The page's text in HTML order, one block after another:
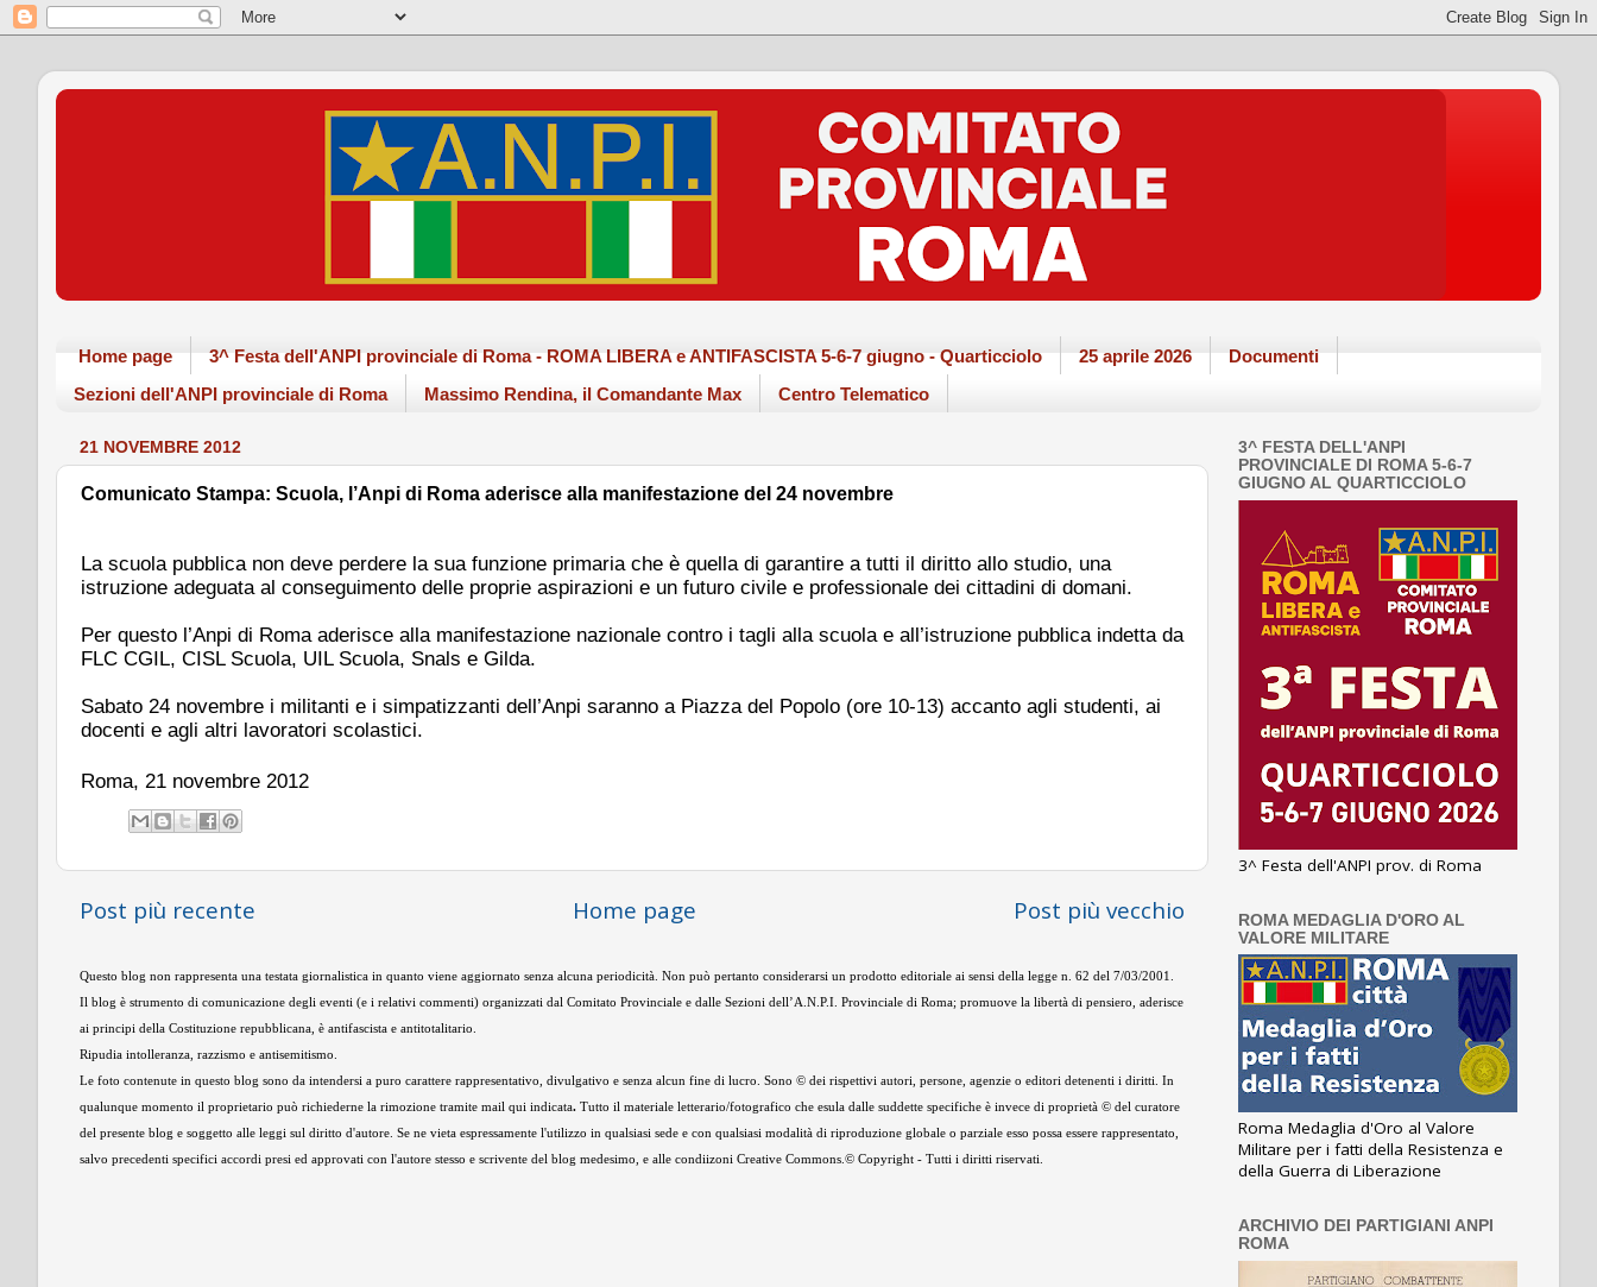
Home page 3^ Festa dell'ANPI provinciale di Roma - ROMA LIBERA e ANTIFASCISTA 5-6-7 giugno - Quarticciolo 25 aprile 2026
Documenti
Sezioni dell'ANPI provinciale di Roma
Massimo Rendina, il Comandante Max Centro Telematico
21 NOVEMBRE 2012
Comunicato Stampa: Scuola, l’Anpi di Roma aderisce alla manifestazione del 24 novembre
La scuola pubblica non deve perdere la sua funzione primaria che è quella di garantire a tutti il diritto allo studio, una
istruzione adeguata al conseguimento delle proprie aspirazioni e un futuro civile e professionale dei cittadini di domani.
Per questo l’Anpi di Roma aderisce alla manifestazione nazionale contro i tagli alla scuola e all’istruzione pubblica indetta da
FLC CGIL, CISL Scuola, UIL Scuola, Snals e Gilda.
Sabato 24 novembre i militanti e i simpatizzanti dell’Anpi saranno a Piazza del Popolo (ore 10-13) accanto agli studenti, ai
docenti e agli altri lavoratori scolastici.
Roma, 21 novembre 2012
Post più recente Post più vecchio
Home page
Questo blog non rappresenta una testata giornalistica in quanto viene aggiornato senza alcuna periodicità. Non può pertanto considerarsi un prodotto editoriale ai sensi della legge n. 62 del 7/03/2001.
Il blog è strumento di comunicazione degli eventi (e i relativi commenti) organizzati dal Comitato Provinciale e dalle Sezioni dell’A.N.P.I. Provinciale di Roma; promuove la libertà di pensiero, aderisce
ai principi della Costituzione repubblicana, è antifascista e antitotalitario.
Ripudia intolleranza, razzismo e antisemitismo.
Le foto contenute in questo blog sono da intendersi a puro carattere rappresentativo, divulgativo e senza alcun fine di lucro. Sono © dei rispettivi autori, persone, agenzie o editori detenenti i diritti. In
qualunque momento il proprietario può richiederne la rimozione tramite mail qui indicata. Tutto il materiale letterario/fotografico che esula dalle suddette specifiche è invece di proprietà © del curatore
del presente blog e soggetto alle leggi sul diritto d'autore. Se ne vieta espressamente l'utilizzo in qualsiasi sede e con qualsiasi modalità di riproduzione globale o parziale esso possa essere rappresentato,
salvo precedenti specifici accordi presi ed approvati con l'autore stesso e scrivente del blog medesimo, e alle condiizoni Creative Commons.© Copyright - Tutti i diritti riservati.
3^ FESTA DELL'ANPI
PROVINCIALE DI ROMA 5-6-7
GIUGNO AL QUARTICCIOLO
3^ Festa dell'ANPI prov. di Roma
ROMA MEDAGLIA D'ORO AL
VALORE MILITARE
Roma Medaglia d'Oro al Valore
Militare per i fatti della Resistenza e
della Guerra di Liberazione
ARCHIVIO DEI PARTIGIANI ANPI
ROMA